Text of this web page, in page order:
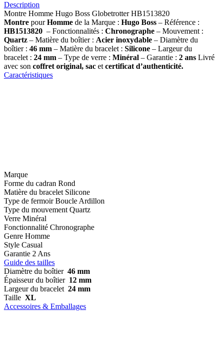
Description
Montre Homme Hugo Boss Globetrotter HB1513820
Montre pourHomme de la Marque : Hugo Boss – Référence :
HB1513820 – Fonctionnalités : Chronographe – Mouvement :
Quartz – Matière du boîtier : Acier inoxydable – Diamètre du
boîtier : 46 mm – Matière du bracelet : Silicone – Largeur du
bracelet : 24 mm – Type de verre : Minéral – Garantie : 2 ans Livré
avec son coffret original, sac et certificat d’authenticité.
Caractéristiques
Marque
Forme du cadran Rond
Matière du bracelet Silicone
Type de fermoir Boucle Ardillon
Type du mouvement Quartz
Verre Minéral
Fonctionnalité Chronographe
Genre Homme
Style Casual
Garantie 2 Ans
Guide des tailles
Diamètre du boîtier 46 mm
Épaisseur du boîtier 12 mm
Largeur du bracelet 24 mm
Taille XL
Accessoires & Emballages